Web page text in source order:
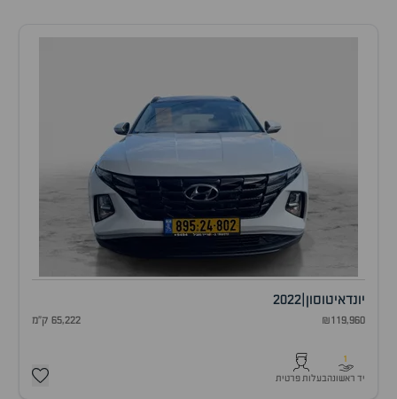
יונדאיטוסון 2022
₪119,960 65,222 ק"מ
1
יד ראשונהבעלות פרטית